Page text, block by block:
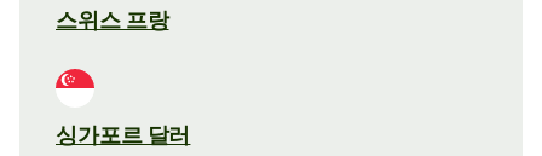
스위스 프랑
싱가포르 달러